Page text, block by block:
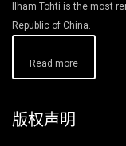
Ilham Tohti is the most
Republic of China.
Read more
版权声明